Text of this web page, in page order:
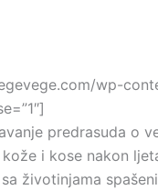
wp-
predrasuda o
i kose nakon
životinjama